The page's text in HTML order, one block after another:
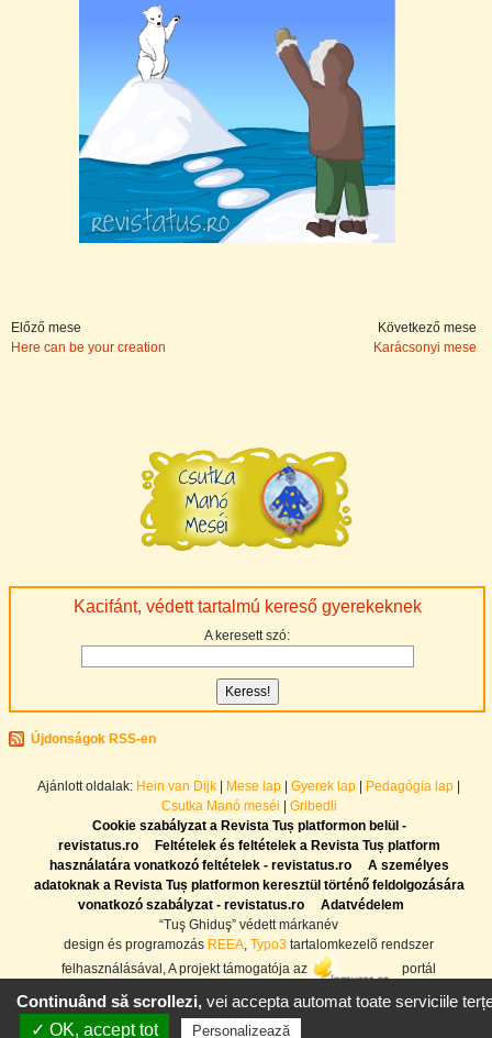
Kacifánt, védett tartalmú kereső gyerekeknek
A keresett szó:
Újdonságok RSS-en
Előző mese
Here can be your creation
Következő mese
Karácsonyi mese
Ajánlott oldalak: Hein van Dijk Mese lap Gyerek lap Pedagógia lap
Csutka Manó meséi
Gribedli
Cookie szabályzat a Revista Tuș platformon belül -
revistatus.ro
Feltételek és feltételek a Revista Tuș platform
használatára vonatkozó feltételek - revistatus.ro
A személyes
adatoknak a Revista Tuș platformon keresztül történő feldolgozására
vonatkozó szabályzat - revistatus.ro
Adatvédelem
“Tuş Ghiduş” védett márkanév
design és programozás REEA, Typo3 tartalomkezelõ rendszer
felhasználásával, A projekt támogatója az
portál
Continuând să scrollezi,vei accepta automat toate serviciile
✓ OK, accept tot
Personalizează